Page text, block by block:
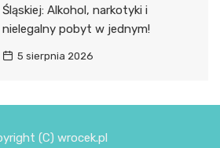
Śląskiej: Alkohol, narkotyki i
nielegalny pobyt w jednym!
5 sierpnia 2026
(C) wrocek.pl